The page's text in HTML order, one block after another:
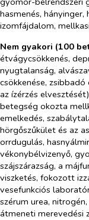
hasmenés, hányinger,
izomfájdalom,
Nem gyakori (100
étvágycsökkenés,
nyugtalanság,
csökkenése,
az ízérzés
betegség okozta
emelkedés,
hörgőszűkület és az
orrdugulás,
vékonybélvizenyő,
szájszárazság, a
viszketés, fokozott
vesefunkciós
szérum urea,
átmeneti merevedési